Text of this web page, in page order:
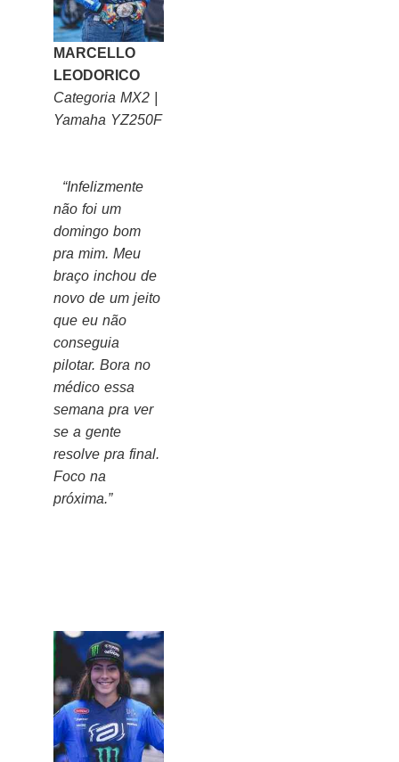
MARCELLO
LEODORICO
Categoria MX2 |
Yamaha YZ250F
“Infelizmente
não foi um
domingo bom
pra mim. Meu
braço inchou de
novo de um jeito
que eu não
conseguia
pilotar. Bora no
médico essa
semana pra ver
se a gente
resolve pra final.
Foco na
próxima.”